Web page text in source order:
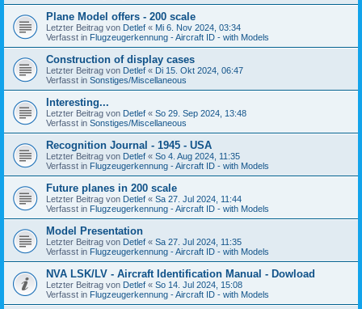
Plane Model offers - 200 scale
Letzter Beitrag von Detlef « Mi 6. Nov 2024, 03:34
Verfasst in Flugzeugerkennung - Aircraft ID - with Models
Construction of display cases
Letzter Beitrag von Detlef « Di 15. Okt 2024, 06:47
Verfasst in Sonstiges/Miscellaneous
Interesting...
Letzter Beitrag von Detlef « So 29. Sep 2024, 13:48
Verfasst in Sonstiges/Miscellaneous
Recognition Journal - 1945 - USA
Letzter Beitrag von Detlef « So 4. Aug 2024, 11:35
Verfasst in Flugzeugerkennung - Aircraft ID - with Models
Future planes in 200 scale
Letzter Beitrag von Detlef « Sa 27. Jul 2024, 11:44
Verfasst in Flugzeugerkennung - Aircraft ID - with Models
Model Presentation
Letzter Beitrag von Detlef « Sa 27. Jul 2024, 11:35
Verfasst in Flugzeugerkennung - Aircraft ID - with Models
NVA LSK/LV - Aircraft Identification Manual - Dowload
Letzter Beitrag von Detlef « So 14. Jul 2024, 15:08
Verfasst in Flugzeugerkennung - Aircraft ID - with Models